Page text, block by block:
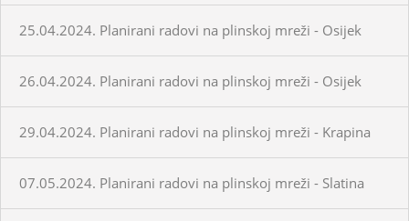
25.04.2024. Planirani radovi na plinskoj mreži - Osijek
26.04.2024. Planirani radovi na plinskoj mreži - Osijek
29.04.2024. Planirani radovi na plinskoj mreži - Krapina
07.05.2024. Planirani radovi na plinskoj mreži - Slatina